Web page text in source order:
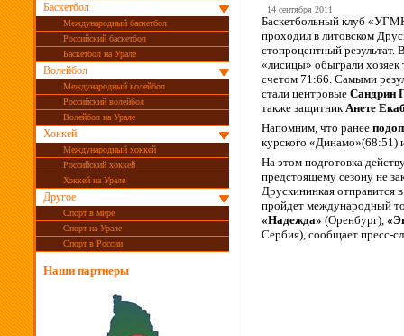
Баскетбол
Международный баскетбол
Российский баскетбол
Баскетбол на Урале
Волейбол
Международный волейбол
Российский волейбол
Волейбол на Урале
Хоккей
Международный хоккей
Российский хоккей
Хоккей на Урале
Другое
Спорт в мире
Спорт на Урале
Спорт в России
Наши партнеры
14 сентября 2011
Баскетбольный клуб
проходил в литовском
стопроцентный результат.
«лисицы» обыграли
счетом 71:66. Самыми
стали центровые Сандрин
также защитникАнете
Напомним, что ранее
курского «Динамо»(68:51)
На этом подготовка
предстоящему сезону не
Друскининкая отправится
пройдет международный
«Надежда» (Оренбург),
Сербия), сообщает пресс-